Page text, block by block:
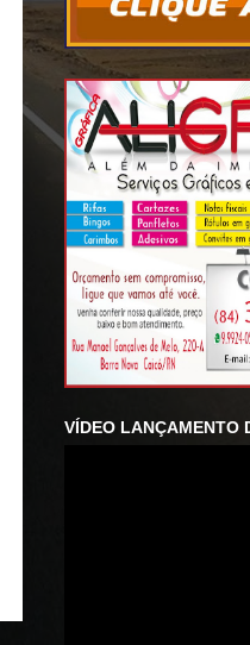
VÍDEO LANÇAMENTO